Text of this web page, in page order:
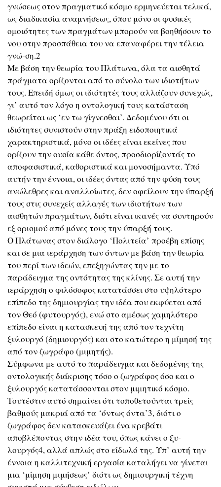
γνώσεως στον πραγματικό κόσμο ερμηνεύεται τελικά,
ως διαδικασία αναμνήσεως, όπου μόνο οι φυσικές
ομοιότητες των πραγμάτων μπορούν να βοηθήσουν το
νου στην προσπάθεια του να επαναφέρει την τέλεια
γνώ-ση.2
Με βάση την θεωρία του Πλάτωνα, όλα τα αισθητά
πράγματα ορίζονται από το σύνολο των ιδιοτήτων
τους. Επειδή όμως οι ιδιότητές τους αλλάζουν συνεχώς,
γι’ αυτό τον λόγο η οντολογική τους κατάσταση
θεωρείται ως ‘εν τω γίγνεσθαι’. Δεδομένου ότι οι
ιδιότητες συνιστούν στην πράξη ειδοποιητικά
χαρακτηριστικά, μόνο οι ιδέες είναι εκείνες που
ορίζουν την ουσία κάθε όντος, προσδιορίζοντάς το
αποφασιστικά, καθοριστικά και μονοσήμαντα. Υπό
αυτήν την έννοια, οι ιδέες όντας από την φύση τους
ανώλεθρες και αναλλοίωτες, δεν οφείλουν την ύπαρξή
τους στις συνεχείς αλλαγές των ιδιοτήτων των
αισθητών πραγμάτων, διότι είναι ικανές να συντηρούν
εξ ορισμού από μόνες τους την ύπαρξή τους.
Ο Πλάτωνας στον διάλογο ‘Πολιτεία’ προέβη επίσης
και σε μια ιεράρχηση των όντων με βάση την θεωρία
του περί των ιδεών, επεξηγώντας την με το
παράδειγμα της οντότητας της κλίνης. Σε αυτή την
ιεράρχηση ο φιλόσοφος κατατάσσει στο υψηλότερο
επίπεδο της δημιουργίας την ιδέα που εκφύεται από
τον Θεό (φυτουργός), ενώ στο αμέσως χαμηλότερο
επίπεδο είναι η κατασκευή της από τον τεχνίτη
ξυλουργό (δημιουργός) και στο κατώτερο η μίμησή της
από τον ζωγράφο (μιμητής).
Σύμφωνα με αυτό το παράδειγμα και δεδομένης της
οντολογικής διάκρισης τόσο ο ζωγράφος όσο και ο
ξυλουργός κατατάσσονται στον μιμητικό κόσμο.
Τουτέστιν αυτό σημαίνει ότι τοποθετούνται τρείς
βαθμούς μακριά από τα ‘όντως όντα’3, διότι ο
ζωγράφος δεν κατασκευάζει ένα κρεβάτι
αποβλέποντας στην ιδέα του, όπως κάνει ο ξυ-
λουργός4, αλλά απλώς στο είδωλό της. Υπ’ αυτή την
έννοια η καλλιτεχνική εργασία καταλήγει να γίνεται
μια ‘μίμηση μιμήσεως’ διότι ως δημιουργική τέχνη